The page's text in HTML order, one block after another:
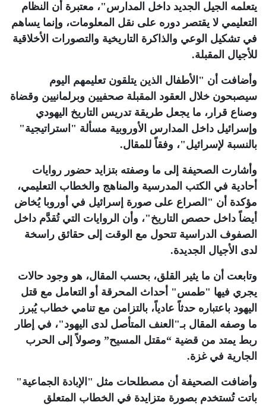
يتعلمه الجيل الجديد داخل المدارس"، معتبرة أن النظام
التعليمي لا يقتصر دوره على نقل المعلومات، وإنما يساهم
في تشكيل الوعي والذاكرة التاريخية والتصورات الأخلاقية
للأجيال المقبلة.
وأضافت أن "الأطفال الذين يتلقون تعليمهم اليوم
سيصبحون خلال العقود المقبلة صحفيين وبرلمانيين وقضاة
وصناع قرار، ما يجعل طريقة تدريس التاريخ اليهودي
وإسرائيل داخل المدارس الأوروبية مسألة "استراتيجية"
بالنسبة لإسرائيل"، وفقاً للمقال.
وأشارت الصحيفة إلى ما وصفته بتزايد حضور روايات
أحادية في الكتب المدرسية والمناهج والخطاب التعليمي،
مؤكدة أن "الصراع على صورة إسرائيل في أوروبا يُخاض
أيضاً داخل حصص التاريخ"، وأن الروايات التي تُقدَّم داخل
الصفوف الدراسية تتحول مع الوقت إلى حقائق راسخة
لدى الأجيال الجديدة.
وتابعت أن ما يثير القلق، بحسب المقال، هو وجود حالات
يجري فيها "طمس" أحداث المحرقة أو التعامل مع قتل
اليهود باعتباره حدثاً عادياً، بالتزامن مع تنامي خطاب يُبرز
ما وصفه المقال بـ"العنف المتأصل لدى اليهود"، في إطار
ربط يمتد من قضية “مقتل المسيح” وصولاً إلى الحرب
الجارية في غزة.
وأضافت الصحيفة أن مصطلحات مثل "الإبادة الجماعية"
باتت تُستخدم بصورة متزايدة في الخطاب المتعلق